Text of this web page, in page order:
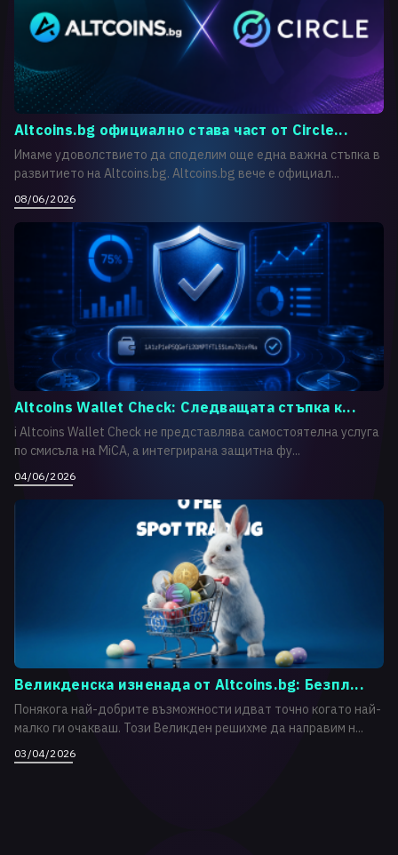
Altcoins.bg официално става част от Circle...
Имаме удоволствието да споделим още една важна стъпка в
развитието на Altcoins.bg. Altcoins.bg вече е официал...
08/06/2026
Altcoins Wallet Check: Следващата стъпка к...
i Altcoins Wallet Check не представлява самостоятелна услуга
по смисъла на MiCA, а интегрирана защитна фу...
04/06/2026
Великденска изненада от Altcoins.bg: Безпл...
Понякога най-добрите възможности идват точно когато най-
малко ги очакваш. Този Великден решихме да направим н...
03/04/2026